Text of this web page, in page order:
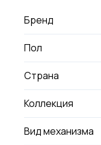
Бренд
Пол
Страна
Коллекция
Вид механизма